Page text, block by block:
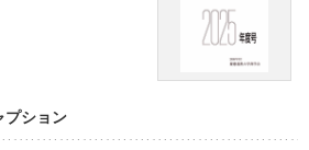
プション